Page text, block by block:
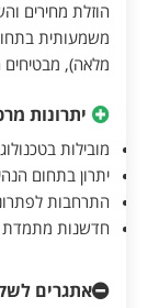
הוזלת מחירים
מלאה), מבטיחים
יתרונות
מובילות
יתרון בתחום
התרחבות
חדשנות מתמדת
אתגרים